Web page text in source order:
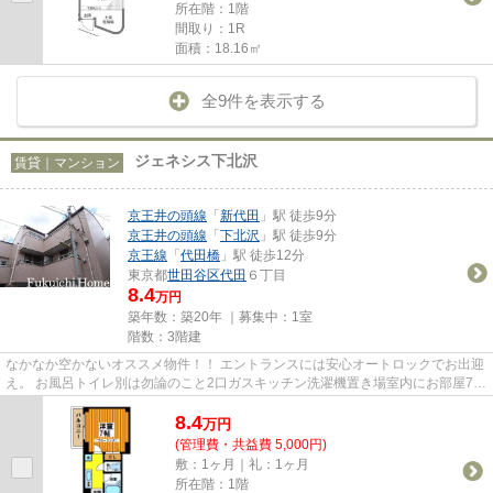
所在階：1階
間取り：1R
面積：18.16㎡
全9件を表示する
賃貸｜マンション ジェネシス下北沢
京王井の頭線 「新代田 」駅 徒歩9分
京王井の頭線 「下北沢 」駅 徒歩9分
京王線 「代田橋 」駅 徒歩12分
東京都世田谷区代田 ６丁目
8.4万円
築年数：築20年 ｜募集中： 1室
階数：3階建
なかなか空かないオススメ物件！！ エントランスには安心オートロックでお出迎
え。 お風呂トイレ別は勿論のこと2口ガスキッチン洗濯機置き場室内にお部屋7帖
の広さ！ また、多路線使え...
8.4万円
(管理費・共益費 5,000円)
敷：1ヶ月｜礼：1ヶ月
所在階：1階